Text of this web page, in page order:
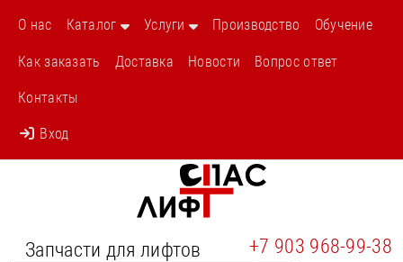
О нас Каталог Услуги Производство Обучение
Как заказать Доставка Новости Вопрос ответ
Контакты
Вход
Запчасти для лифтов +7 903 968-99-38